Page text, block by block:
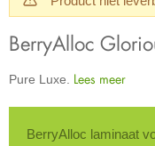
BerryAlloc
Pure Luxe. Lees meer
BerryAlloc laminaat